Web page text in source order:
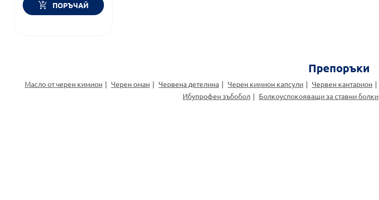
ПОРЪЧАЙ
Препоръки
Масло от черен кимион Черен оман Червена детелина Черен кимион капсули Червен кантарион
Ибупрофен зъбобол
Болкоуспокояващи за ставни болки